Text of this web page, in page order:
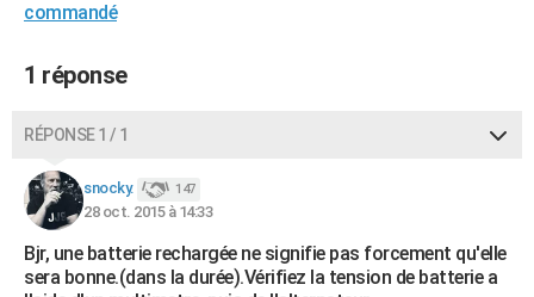
FORUM
Bricolage
Lifestyle
Culture
SportAuto
Television
Voyage
Cinema
commandé
1 réponse
RÉPONSE 1 / 1
snocky. 147
28 oct. 2015 à 14:33
Bjr, une batterie rechargée ne signifie pas forcement qu'elle
sera bonne.(dans la durée).Vérifiez la tension de batterie a